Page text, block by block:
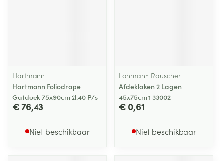
Hartmann
Hartmann Foliodrape
Gatdoek 75x90cm 2l.40 P/s
€ 76,43
Niet beschikbaar
Lohmann Rauscher
Afdeklaken 2 Lagen
45x75cm 1 33002
€ 0,61
Niet beschikbaar